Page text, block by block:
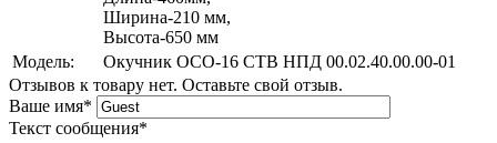
Ширина-210 мм,
Высота-650 мм
Модель:
Окучник ОСО-16 СТВ НПД 00.02.40.00.00-01
Отзывов к товару нет. Оставьте свой отзыв.
Ваше имя*
Текст сообщения*